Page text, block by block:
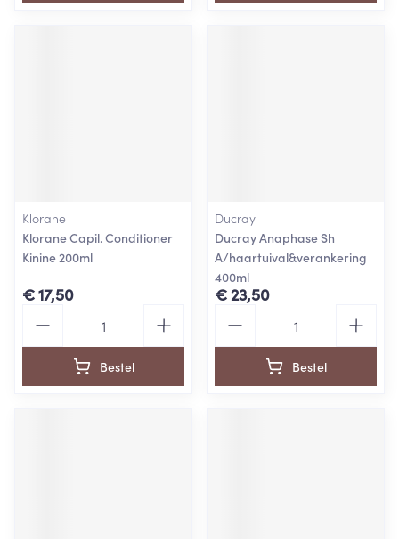
Klorane
Klorane Capil. Conditioner
Kinine 200ml
€ 17,50
Bestel
Ducray
Ducray Anaphase Sh
A/haartuival&verankering
400ml
€ 23,50
Bestel